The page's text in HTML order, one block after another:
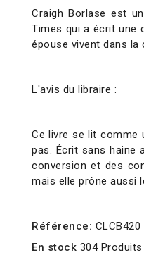
Craigh Borlase est
Times qui a écrit une
épouse vivent dans la
L'avis du libraire :
Ce livre se lit comme
pas. Écrit sans haine
conversion et des
mais elle prône aussi
Référence: CLCB420
En stock 304 Produits